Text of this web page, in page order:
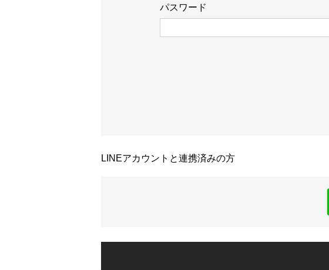
パスワード
LINEアカウントと連携済みの方